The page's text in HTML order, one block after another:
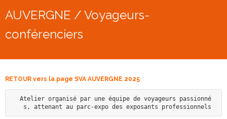
AUVERGNE / Voyageurs-
conférenciers
RETOUR vers la page SVA AUVERGNE 2025
Atelier organisé par une équipe de voyageurs passionné
s, attenant au parc-expo des exposants professionnels